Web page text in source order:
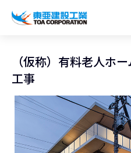
経営理念
トップメッセージ
労働安全衛生・環境・品質方針
プレスリリース
営業種目
組織図
ネットワーク
役員一覧
コーポレートメッセージ
沿革
東亜坊や
シンボルマーク「三羽の鶴」
関連書籍
株主・投資家情報
トップメッセージ
中期経営計画資料
統合報告書
IRニュース
最新IR資料
IRカレンダー
株価情報
シェアードリサーチレポート
経営方針
IRライブラリー
株式・社債情報
IRイベント
ESGに関する外部評価
実績紹介
施設・用途別
国内から探す
海外から探す
年代別
現場レポート
サステナビリティ
トップメッセージ
サステナビリティ経営
重要課題とKPI
環境行動規範
環境マネジメント
カーボンニュートラルへの取
人権の尊重
人材育成
健康経営
コーポレートガバナンス
コンプライアンス
リスクマネジメント
社会貢献活動
ESGに関する外部評価
技術とサービス
ニーズから探す
施設・用途から探す
建築技術一覧
土木技術一覧
技術研究開発センター
海の相談室
木質化計画 特別鼎談
お問い合わせ
採用情報
新卒・第二新卒採用情報
キャリア採用
カムバック採用
Careers (English)
コーポレートメッセージ
（仮称）有料老人ホ
工事